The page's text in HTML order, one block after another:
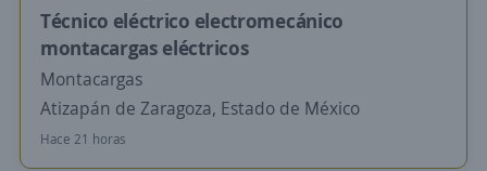
Técnico eléctrico electromecánico
montacargas eléctricos
Montacargas
Atizapán de Zaragoza, Estado de México
Hace 21 horas